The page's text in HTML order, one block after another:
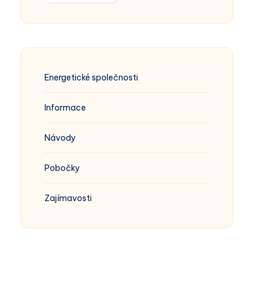
dva
Energetické společnosti
Informace
Návody
Pobočky
Zajímavosti